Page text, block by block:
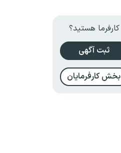
کارفرما هستید؟
ثبت آگهی
بخش کارفرمایان